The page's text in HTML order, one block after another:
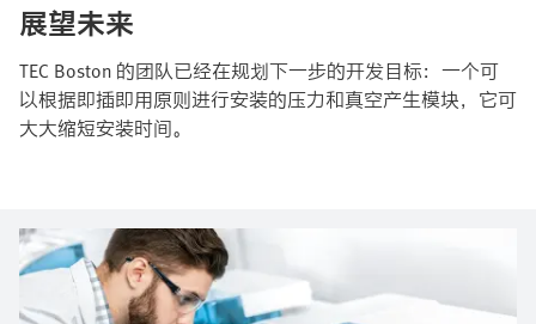
展望未来
TEC Boston 的团队已经在规划下一步的开发目标：一个可
以根据即插即用原则进行安装的压力和真空产生模块，它可
大大缩短安装时间。